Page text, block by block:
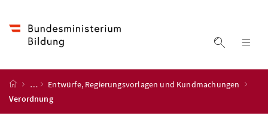
Suche
Startseite
…
Entwürfe, Regierungsvorlagen und Kundmachungen
Verordnung